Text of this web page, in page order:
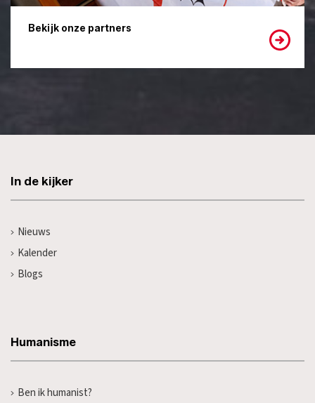
Bekijk onze partners
In de kijker
Nieuws
Kalender
Blogs
Humanisme
Ben ik humanist?